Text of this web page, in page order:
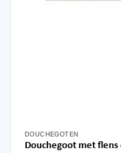
DOUCHEGOTEN
Douchegoot met
Dit
product